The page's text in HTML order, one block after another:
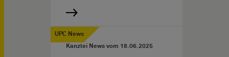
UPC News
Kanzlei News vom 18.06.2025